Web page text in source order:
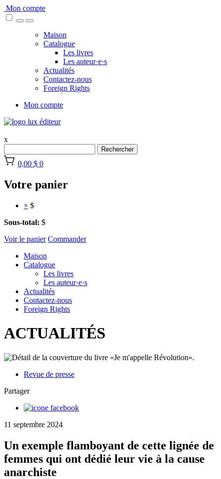
Skip
to
Mon compte
Maison
Catalogue
Les livres
Les auteur·e·s
Actualités
Contactez-nous
Foreign Rights
Mon compte
x
Rechercher
0,00 $ 0
Votre panier
× $
Sous-total: $
Voir le panier Commander
Maison
Catalogue
Les livres
Les auteur·e·s
Actualités
Contactez-nous
Foreign Rights
ACTUALITÉS
Revue de presse
Partager
11 septembre 2024
Un exemple flamboyant de cette lignée de
femmes qui ont dédié leur vie à la cause
anarchiste